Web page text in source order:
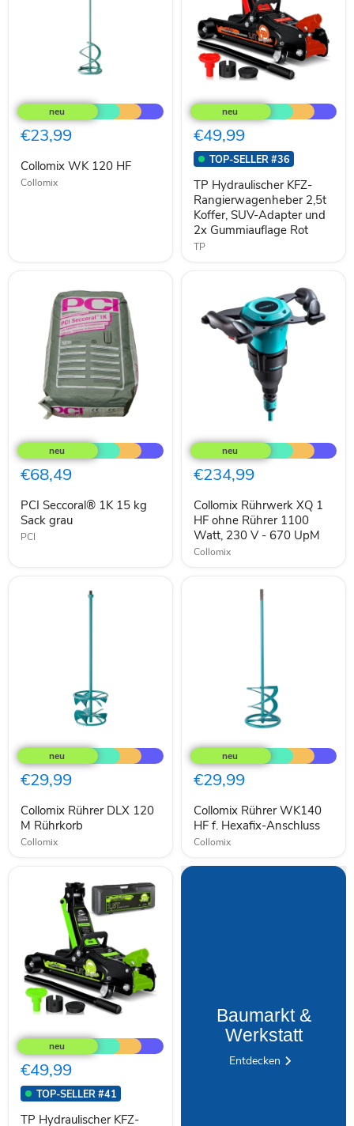
WK
120
HF
€23,99
Collomix WK 120 HF
Collomix
Hydraulischer
KFZ-
Rangierwagenheber
2,5t
Koffer,
SUV-
Adapter
und
2x
Gummiauflage
Rot
€49,99
TOP-SELLER #36
TP Hydraulischer KFZ-
Rangierwagenheber 2,5t
Koffer, SUV-Adapter und
2x Gummiauflage Rot
TP
Seccoral®
1K
15
kg
grau
€68,49
PCI Seccoral® 1K 15 kg
Sack grau
PCI
Rührwerk
XQ
1
HF
Rührer
1100
Watt,
230
V
€234,99
Collomix Rührwerk XQ 1
HF ohne Rührer 1100
Watt, 230 V - 670 UpM
Collomix
Rührer
DLX
120
M
€29,99
Collomix Rührer DLX 120
M Rührkorb
Collomix
Rührer
WK140
HF
f.
Anschluss
€29,99
Collomix Rührer WK140
HF f. Hexafix-Anschluss
Collomix
Hydraulischer
KFZ-
Rangierwagenheber
2,5t
Koffer,
SUV-
Adapter
€49,99
TOP-SELLER #41
TP Hydraulischer KFZ-
Baumarkt &
Werkstatt
Entdecken